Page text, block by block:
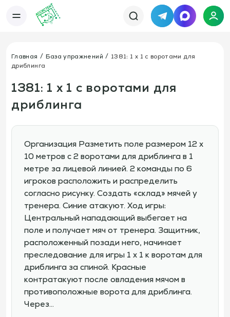
TelegramMAX
Книги
Новости
Отзывы
Политика конфиденциальности
Свяжитесь с нами
Телефон:
TelegramMAX
Главная База упражнений
1381: 1 х 1 с воротами для
дриблинга
1381: 1 х 1 с воротами для
дриблинга
Организация Разметить поле размером 12 x
10 метров с 2 воротами для дриблинга в 1
метре за лицевой линией. 2 команды по 6
игроков расположить и распределить
согласно рисунку. Создать «склад» мячей у
тренера. Синие атакуют. Ход игры:
Центральный нападающий выбегает на
поле и получает мяч от тренера. Защитник,
расположенный позади него, начинает
преследование для игры 1 х 1 к воротам для
дриблинга за спиной. Красные
контратакуют после овладения мячом в
противоположные ворота для дриблинга.
Через…